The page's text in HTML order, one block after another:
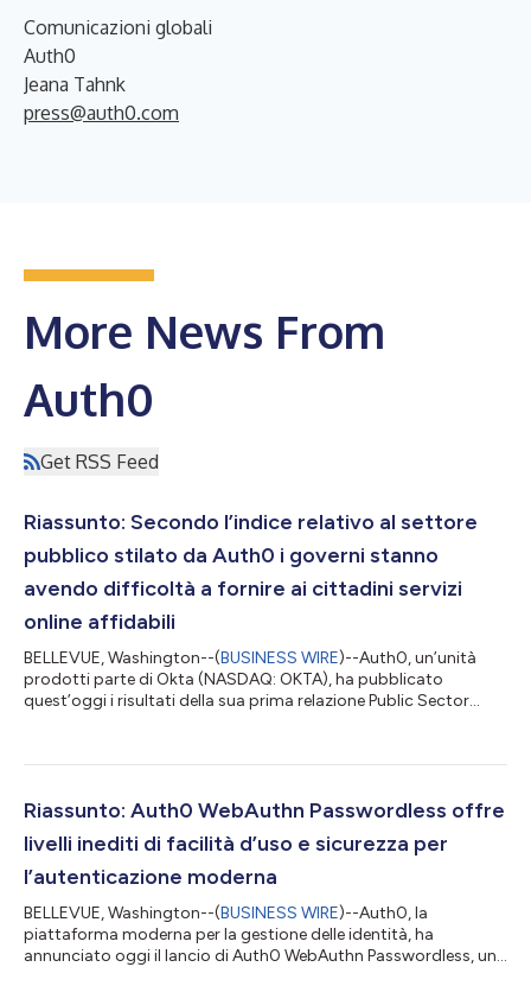
Comunicazioni globali
Auth0
Jeana Tahnk
press@auth0.com
More News From
Auth0
Get RSS Feed
Riassunto: Secondo l’indice relativo al settore
pubblico stilato da Auth0 i governi stanno
avendo difficoltà a fornire ai cittadini servizi
online affidabili
BELLEVUE, Washington--(BUSINESS WIRE)--Auth0, un’unità
prodotti parte di Okta (NASDAQ: OKTA), ha pubblicato
quest’oggi i risultati della sua prima relazione Public Sector
ai leader del settore delle tecnologie per organismi governativi
degli enti pubblici di tutto il mondo. La relazione enfatizza
Riassunto: Auth0 WebAuthn Passwordless offre
livelli inediti di facilità d’uso e sicurezza per
l’autenticazione moderna
BELLEVUE, Washington--(BUSINESS WIRE)--Auth0, la
piattaforma moderna per la gestione delle identità, ha
annunciato oggi il lancio di Auth0 WebAuthn Passwordless, una